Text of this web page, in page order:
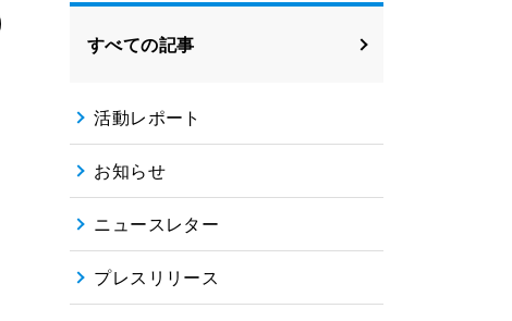
すべての記事
活動レポート
お知らせ
ニュースレター
プレスリリース